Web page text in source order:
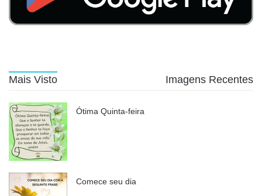
Mais Visto Imagens Recentes
Ótima Quinta-feira
Comece seu dia